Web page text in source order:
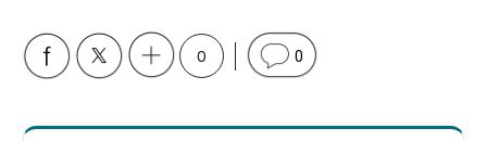
0 0